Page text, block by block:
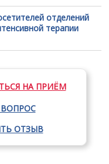
отделений
терапии
НА ПРИЁМ
ОТЗЫВ